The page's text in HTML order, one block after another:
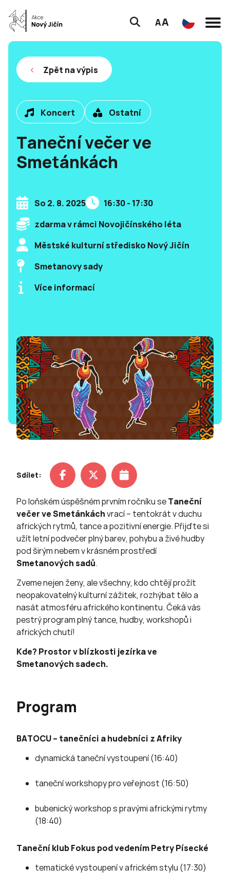
AA
Zpět na výpis
Koncert Ostatní
Taneční večer ve
Smetánkách
So 2. 8. 2025
16:30 - 17:30
zdarma v rámci Novojičínského léta
Městské kulturní středisko Nový Jičín
Smetanovy sady
Více informací
Sdílet:
Po loňském úspěšném prvním ročníku seTaneční
večer ve Smetánkáchvrací – tentokrát v duchu
afrických rytmů, tance a pozitivní energie. Přijďte si
užít letní podvečer plný barev, pohybu a živé hudby
pod širým nebem v krásném prostředí
Smetanových sadů.
Zveme nejen ženy, ale všechny, kdo chtějí prožít
neopakovatelný kulturní zážitek, rozhýbat tělo a
nasát atmosféru afrického kontinentu. Čeká vás
pestrý program plný tance, hudby, workshopů i
afrických chutí!
Kde? Prostor v blízkosti jezírka ve
Smetanových sadech.
Program
BATOCU – tanečníci a hudebníci z Afriky
dynamická taneční vystoupení (16:40)
taneční workshopy pro veřejnost (16:50)
bubenický workshop s pravými africkými rytmy
(18:40)
Taneční klub Fokus pod vedením Petry Písecké
tematické vystoupení v africkém stylu (17:30)